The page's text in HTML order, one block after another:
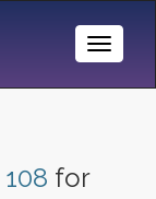
Toggle
108 for